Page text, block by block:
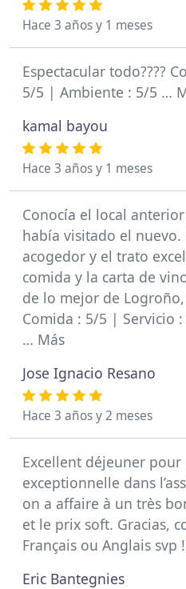
Hace 3 años y 1 meses
Espectacular todo????
5/5 | Ambiente : 5/5 …
kamal bayou
Hace 3 años y 1 meses
Conocía el local
había visitado el
acogedor y el trato
comida y la carta de
de lo mejor de
Comida : 5/5 | Servicio
… Más
Jose Ignacio Resano
Hace 3 años y 2 meses
Excellent déjeuner
exceptionnelle dans
on a affaire à un très
et le prix soft. Gracias,
Français ou Anglais svp
Eric Bantegnies